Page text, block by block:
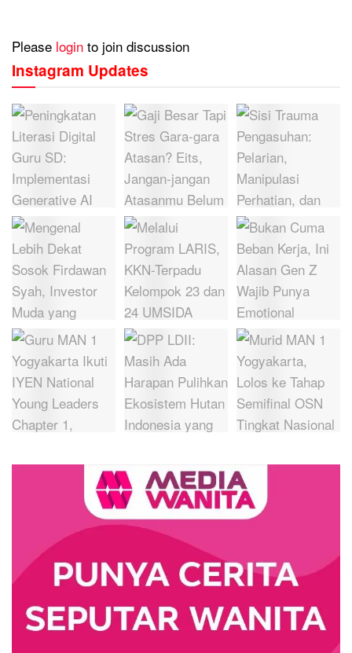
Please login to join discussion
Instagram Updates